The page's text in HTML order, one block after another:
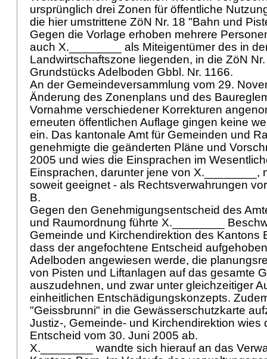
ursprünglich drei Zonen für öffentliche
die hier umstrittene ZöN Nr. 18 "Bahn und
Gegen die Vorlage erhoben mehrere
auch X.________ als Miteigentümer des in
Landwirtschaftszone liegenden, in die ZöN
Grundstücks Adelboden Gbbl. Nr. 1166.
An der Gemeindeversammlung vom 29.
Änderung des Zonenplans und des
Vornahme verschiedener Korrekturen
erneuten öffentlichen Auflage gingen keine
ein. Das kantonale Amt für Gemeinden und
genehmigte die geänderten Pläne und
2005 und wies die Einsprachen im
Einsprachen, darunter jene von X.________,
soweit geeignet - als Rechtsverwahrungen
B.
Gegen den Genehmigungsentscheid des
und Raumordnung führte X.________
Gemeinde und Kirchendirektion des Kantons
dass der angefochtene Entscheid
Adelboden angewiesen werde, die
von Pisten und Liftanlagen auf das gesamte
auszudehnen, und zwar unter gleichzeitiger
einheitlichen Entschädigungskonzepts.
"Geissbrunni" in die Gewässerschutzkarte
Justiz-, Gemeinde- und Kirchendirektion wies
Entscheid vom 30. Juni 2005 ab.
X.________ wandte sich hierauf an das